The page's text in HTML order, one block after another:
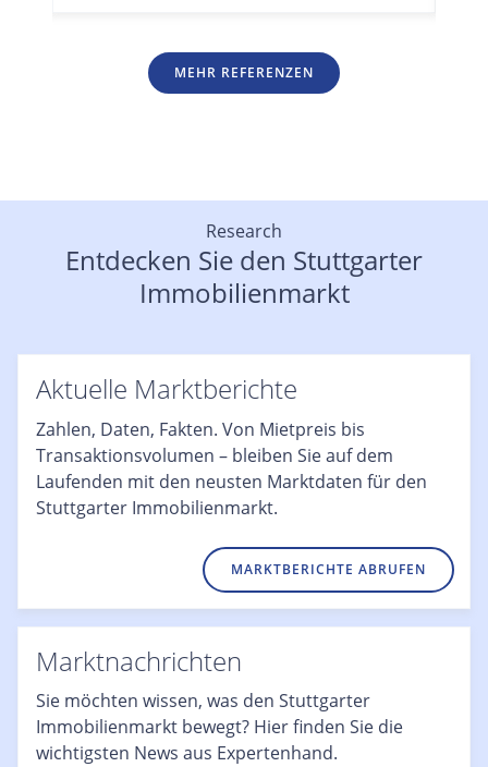
MEHR REFERENZEN
Research
Entdecken Sie den Stuttgarter
Immobilienmarkt
Aktuelle Marktberichte
Zahlen, Daten, Fakten. Von Mietpreis bis
Transaktionsvolumen – bleiben Sie auf dem
Laufenden mit den neusten Marktdaten für den
Stuttgarter Immobilienmarkt.
MARKTBERICHTE ABRUFEN
Marktnachrichten
Sie möchten wissen, was den Stuttgarter
Immobilienmarkt bewegt? Hier finden Sie die
wichtigsten News aus Expertenhand.